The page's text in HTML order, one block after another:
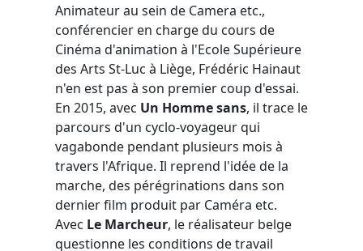
Animateur au sein de Camera etc.,
conférencier en charge du cours de
Cinéma d'animation à l'Ecole Supérieure
des Arts St-Luc à Liège, Frédéric Hainaut
n'en est pas à son premier coup d'essai.
En 2015, avec Un Homme sans, il trace le
parcours d'un cyclo-voyageur qui
vagabonde pendant plusieurs mois à
travers l'Afrique. Il reprend l'idée de la
marche, des pérégrinations dans son
dernier film produit par Caméra etc.
Avec Le Marcheur, le réalisateur belge
questionne les conditions de travail